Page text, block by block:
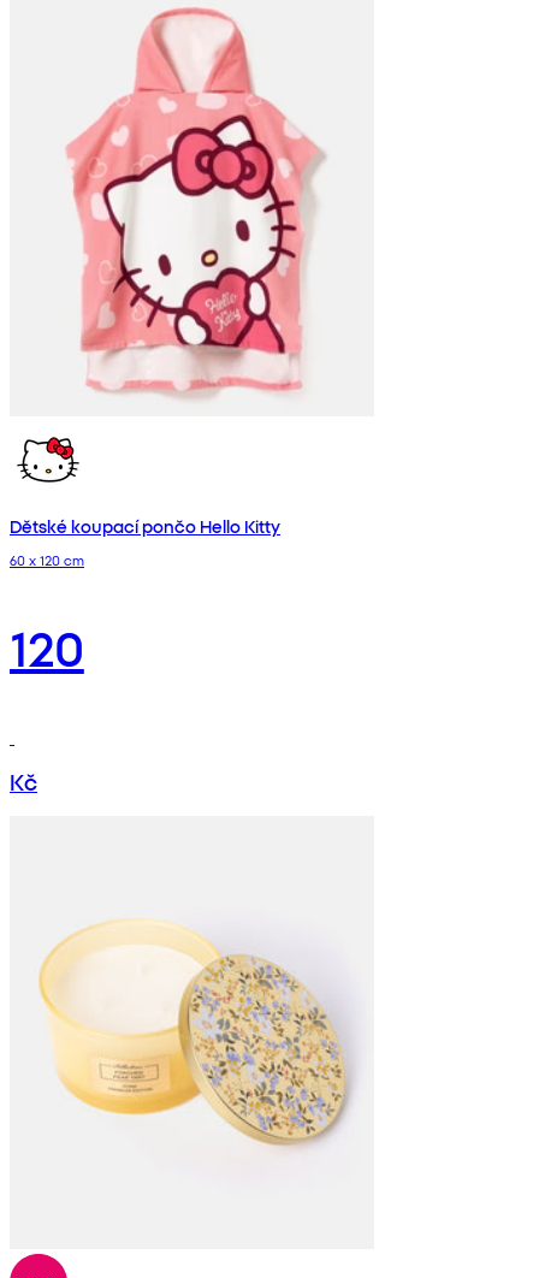
Dětské koupací pončo Hello Kitty
60 x 120 cm
120
Kč